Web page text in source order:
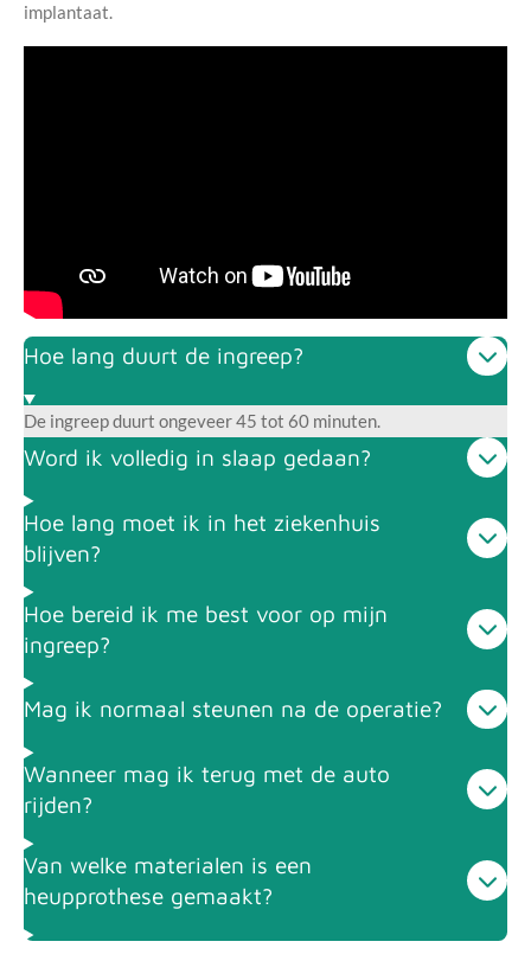
implantaat.
Hoe lang duurt de ingreep?
De ingreep duurt ongeveer 45 tot 60 minuten.
Word ik volledig in slaap gedaan?
Hoe lang moet ik in het ziekenhuis
blijven?
Hoe bereid ik me best voor op mijn
ingreep?
Mag ik normaal steunen na de operatie?
Wanneer mag ik terug met de auto
rijden?
Van welke materialen is een
heupprothese gemaakt?